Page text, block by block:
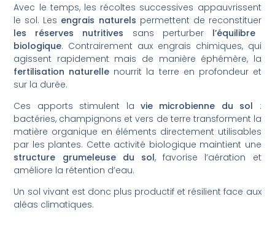
Avec le temps, les récoltes successives appauvrissent
le sol. Les engrais naturels permettent de reconstituer
les réserves nutritives sans perturber l’équilibre
biologique. Contrairement aux engrais chimiques, qui
agissent rapidement mais de manière éphémère, la
fertilisation naturelle nourrit la terre en profondeur et
sur la durée.
Ces apports stimulent la vie microbienne du sol :
bactéries, champignons et vers de terre transforment la
matière organique en éléments directement utilisables
par les plantes. Cette activité biologique maintient une
structure grumeleuse du sol, favorise l’aération et
améliore la rétention d’eau.
Un sol vivant est donc plus productif et résilient face aux
aléas climatiques.